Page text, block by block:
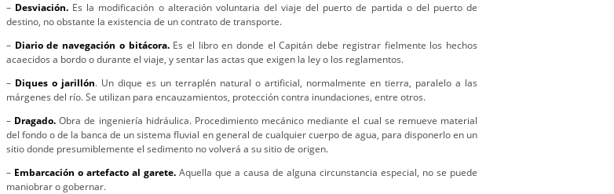
– Desviación. Es la modificación o alteración voluntaria del viaje del puerto de partida o del puerto de
destino, no obstante la existencia de un contrato de transporte.
– Diario de navegación o bitácora. Es el libro en donde el Capitán debe registrar fielmente los hechos
acaecidos a bordo o durante el viaje, y sentar las actas que exigen la ley o los reglamentos.
– Diques o jarillón. Un dique es un terraplén natural o artificial, normalmente en tierra, paralelo a las
márgenes del río. Se utilizan para encauzamientos, protección contra inundaciones, entre otros.
– Dragado.Obra de ingeniería hidráulica. Procedimiento mecánico mediante el cual se remueve material
del fondo o de la banca de un sistema fluvial en general de cualquier cuerpo de agua, para disponerlo en un
sitio donde presumiblemente el sedimento no volverá a su sitio de origen.
– Embarcación o artefacto al garete. Aquella que a causa de alguna circunstancia especial, no se puede
maniobrar o gobernar.